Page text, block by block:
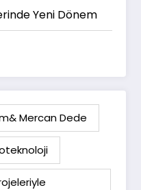
Yeni Dönem
Mercan Dede